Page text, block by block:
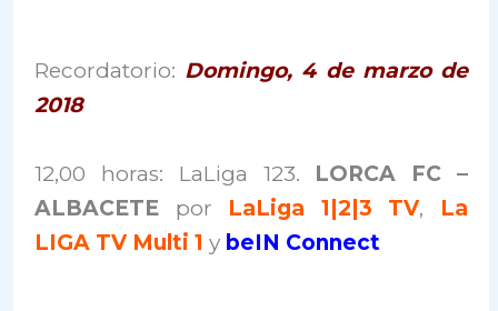
Recordatorio: Domingo, 4 de marzo de
2018
12,00 horas: LaLiga 123. LORCA FC –
ALBACETE por LaLiga 1|2|3 TV, La
LIGA TV Multi 1 y beIN Connect